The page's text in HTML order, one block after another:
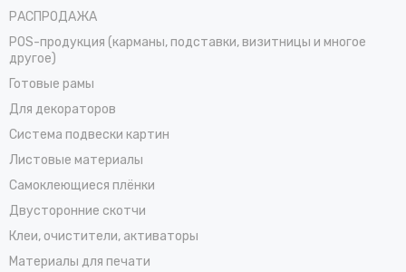
РАСПРОДАЖА
POS-продукция (карманы, подставки, визитницы и многое
другое)
Готовые рамы
Для декораторов
Система подвески картин
Листовые материалы
Самоклеющиеся плёнки
Двусторонние скотчи
Клеи, очистители, активаторы
Материалы для печати